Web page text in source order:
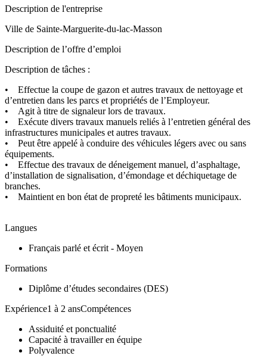
Description de l'entreprise
Ville de Sainte-Marguerite-du-lac-Masson
Description de l’offre d’emploi
Description de tâches :
• Effectue la coupe de gazon et autres travaux de nettoyage et
d’entretien dans les parcs et propriétés de l’Employeur.
• Agit à titre de signaleur lors de travaux.
• Exécute divers travaux manuels reliés à l’entretien général des
infrastructures municipales et autres travaux.
• Peut être appelé à conduire des véhicules légers avec ou sans
équipements.
• Effectue des travaux de déneigement manuel, d’asphaltage,
d’installation de signalisation, d’émondage et déchiquetage de
branches.
• Maintient en bon état de propreté les bâtiments municipaux.
Langues
Français parlé et écrit - Moyen
Formations
Diplôme d’études secondaires (DES)
Expérience1 à 2 ansCompétences
Assiduité et ponctualité
Capacité à travailler en équipe
Polyvalence